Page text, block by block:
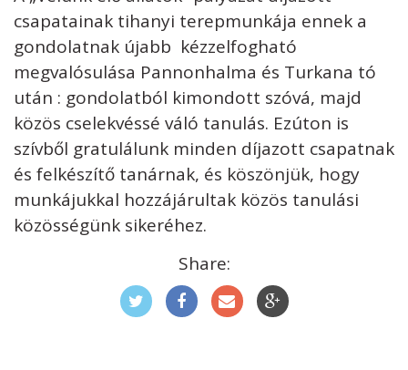
csapatainak tihanyi terepmunkája ennek a
gondolatnak újabb kézzelfogható
megvalósulása Pannonhalma és Turkana tó
után : gondolatból kimondott szóvá, majd
közös cselekvéssé váló tanulás. Ezúton is
szívből gratulálunk minden díjazott csapatnak
és felkészítő tanárnak, és köszönjük, hogy
munkájukkal hozzájárultak közös tanulási
közösségünk sikeréhez.
Share: